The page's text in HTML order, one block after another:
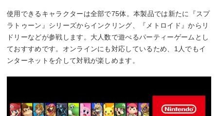
使用できるキャラクターは全部で75体。本製品では新たに『スプ
ラトゥーン』シリーズからインクリング、『メトロイド』からリ
ドリーなどが参戦します。大人数で遊べるパーティーゲームとし
ておすすめです。オンラインにも対応しているため、1人でもイ
ンターネットを介して対戦が楽しめます。